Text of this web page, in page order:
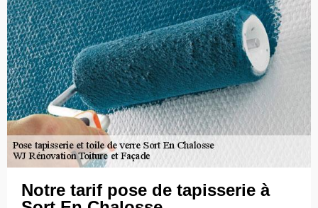
Notre tarif pose de tapisserie à